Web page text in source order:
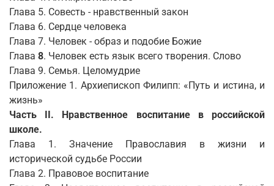
Глава 5. Совесть - нравственный закон
Глава 6. Сердце человека
Глава 7. Человек - образ и подобие Божие
Глава 8. Человек есть язык всего творения. Слово
Глава 9. Семья. Целомудрие
Приложение 1. Архиепископ Филипп: «Путь и истина, и
жизнь»
Часть II. Нравственное воспитание в российской
школе.
Глава 1. Значение Православия в жизни и
исторической судьбе России
Глава 2. Правовое воспитание